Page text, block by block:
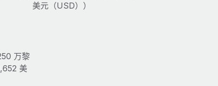
美元（USD））
万黎
美